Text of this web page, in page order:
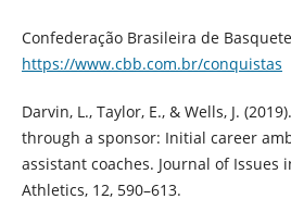
Confederação Brasileira de
https://www.cbb.com.br/conquistas
Darvin, L., Taylor, E., & Wells, J.
through a sponsor: Initial career
assistant coaches. Journal of Issues
Athletics, 12, 590–613.